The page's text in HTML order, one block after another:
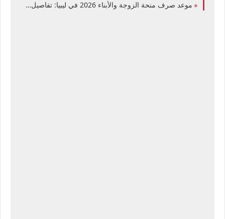
موعد صرف منحة الزوجة والأبناء 2026 في ليبيا: تفاصيل إيداع مخصصات الربع الثاني وترقب الربع الثالث